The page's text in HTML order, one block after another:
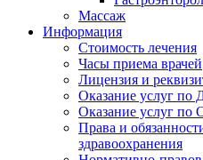
Массаж
Информация
Стоимость лечения
Часы приема врачей
Лицензия и
Оказание услуг
Оказание услуг
Права и
здравоохранения